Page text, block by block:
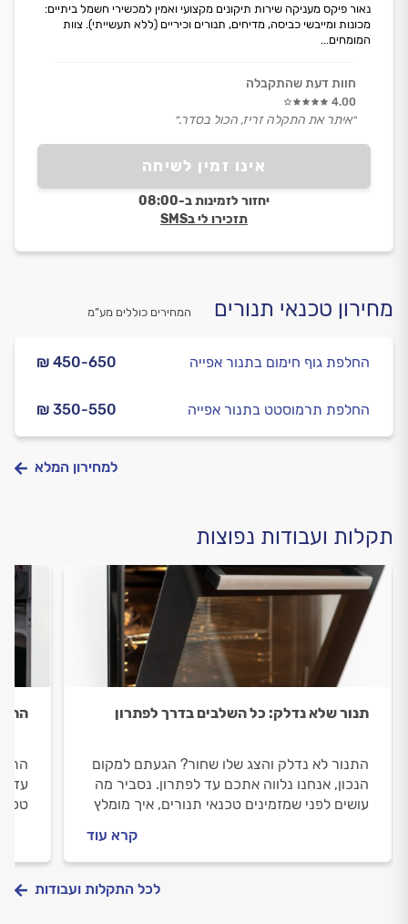
אינו זמין לשיחה
יחזור לזמינות ב-08:00
תזכירו לי בSMS
נאור פיקס מעניקה שירות תיקונים מקצועי ואמין למכשירי חשמל ביתיים:
מכונות ומייבשי כביסה, מדיחים, תנורים וכיריים (ללא תעשייתי). צוות
המומחים...
חוות דעת שהתקבלה
4.00
״איתר את התקלה זריז, הכול בסדר.״
מחירון טכנאי תנורים המחירים כוללים מע”מ
₪ 450-650 החלפת גוף חימום בתנור אפייה
₪ 350-550 החלפת תרמוסטט בתנור אפייה
למחירון המלא
תקלות ועבודות נפוצות
תנור שלא נדלק: כל השלבים בדרך לפתרון
התנור לא נדלק והצג שלו שחור? הגעתם למקום
הנכון, אנחנו נלווה אתכם עד לפתרון. נסביר מה
עושים לפני שמזמינים טכנאי תנורים, איך מומלץ
קרא עוד
עד
לכל התקלות ועבודות